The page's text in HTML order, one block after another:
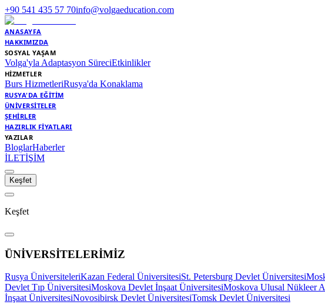
+90 541 435 57 70info@volgaeducation.com
ANASAYFA
HAKKIMIZDA
SOSYAL YAŞAM
Volga'yla Adaptasyon SüreciEtkinlikler
HİZMETLER
Burs HizmetleriRusya'da Konaklama
RUSYA'DA EĞİTİM
ÜNİVERSİTELER
ŞEHİRLER
HAZIRLIK FİYATLARI
YAZILAR
BloglarHaberler
İLETİŞİM
Keşfet
Keşfet
ÜNİVERSİTELERİMİZ
Rusya ÜniversiteleriKazan Federal ÜniversitesiSt. Petersburg Devlet Üniversitesi
Devlet Tıp ÜniversitesiMoskova Devlet İnşaat ÜniversitesiMoskova Ulusal Nükleer
İnşaat ÜniversitesiNovosibirsk Devlet ÜniversitesiTomsk Devlet Üniversitesi